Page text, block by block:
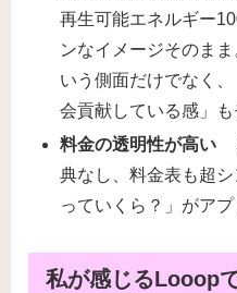
再生可能エネルギー
ンなイメージそのま
いう側面だけでなく
会貢献している感」も
料金の透明性が高い
典なし、料金表も超
っていくら？」がアプ
私が感じるLooop